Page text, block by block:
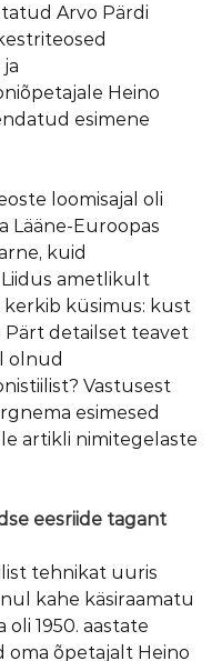
Arvo Pärdi
Heino
esimene
loomisajal oli
Lääne-Euroopas
kuid
ametlikult
kerkib küsimus: kust
Pärt detailset teavet
olnud
Vastusest
esimesed
artikli nimitegelaste
eesriide tagant
tehnikat uuris
kahe käsiraamatu
oli 1950. aastate
oma õpetajalt Heino